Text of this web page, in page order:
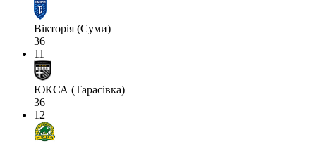
Вікторія (Суми)
36
11
ЮКСА (Тарасівка)
36
12